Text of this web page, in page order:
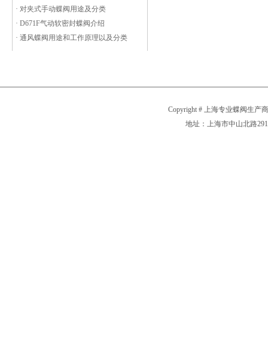
· 对夹式手动蝶阀用途及分类
· D671F气动软密封蝶阀介绍
· 通风蝶阀用途和工作原理以及分类
Copyright # 上海专业蝶阀生产
地址：上海市中山北路